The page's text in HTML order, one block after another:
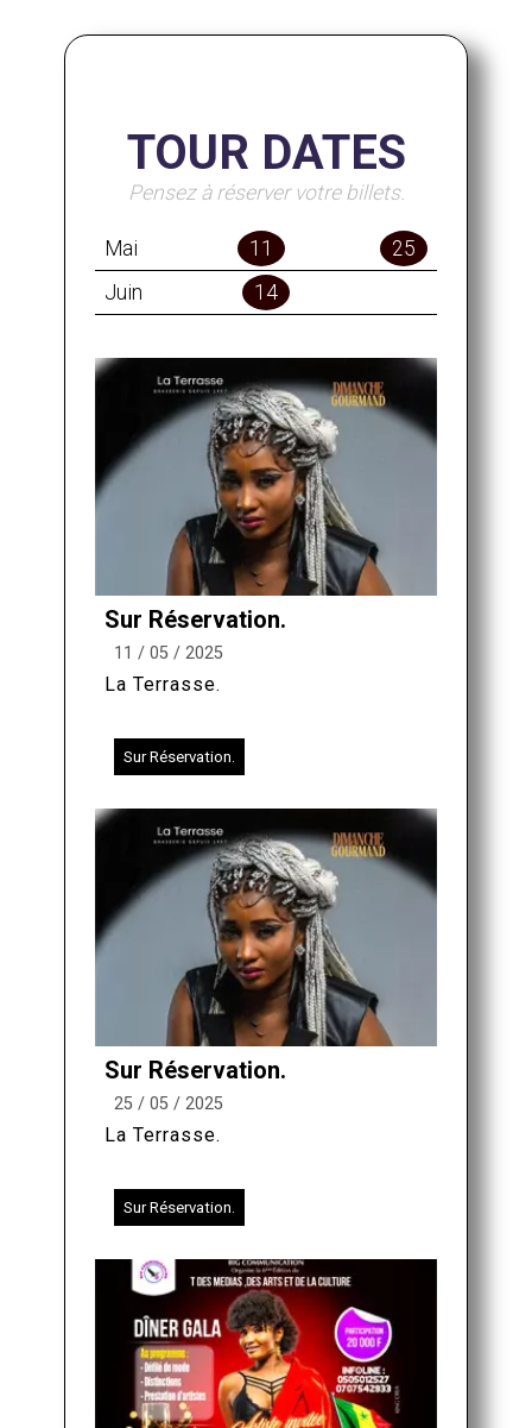
TOUR DATES
Pensez à réserver votre billets.
Mai 11
25
Juin
14
Sur Réservation.
11 / 05 / 2025
La Terrasse.
Sur Réservation.
Sur Réservation.
25 / 05 / 2025
La Terrasse.
Sur Réservation.